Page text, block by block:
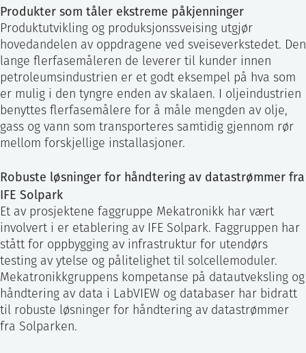
Produkter som tåler ekstreme påkjenninger
Produktutvikling og produksjonssveising utgjør
hovedandelen av oppdragene ved sveiseverkstedet. Den
lange flerfasemåleren de leverer til kunder innen
petroleumsindustrien er et godt eksempel på hva som
er mulig i den tyngre enden av skalaen. I oljeindustrien
benyttes flerfasemålere for å måle mengden av olje,
gass og vann som transporteres samtidig gjennom rør
mellom forskjellige installasjoner.
Robuste løsninger for håndtering av datastrømmer fra
IFE Solpark
Et av prosjektene faggruppe Mekatronikk har vært
involvert i er etablering av IFE Solpark. Faggruppen har
stått for oppbygging av infrastruktur for utendørs
testing av ytelse og pålitelighet til solcellemoduler.
Mekatronikkgruppens kompetanse på datautveksling og
håndtering av data i LabVIEW og databaser har bidratt
til robuste løsninger for håndtering av datastrømmer
fra Solparken.